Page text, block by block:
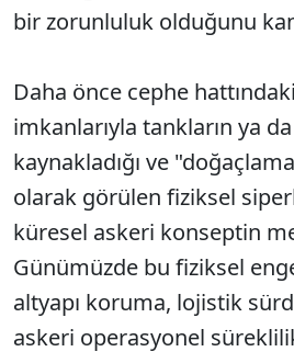
bir zorunluluk olduğunu
Daha önce cephe
imkanlarıyla tankların ya
kaynakladığı ve
olarak görülen fiziksel
küresel askeri konseptin
Günümüzde bu fiziksel
altyapı koruma, lojistik
askeri operasyonel